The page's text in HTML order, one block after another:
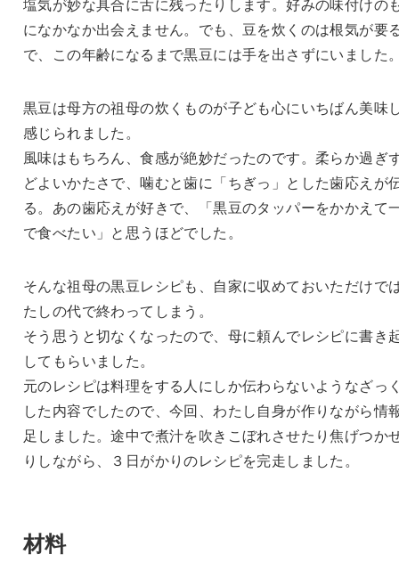
になかなか出会えません。でも、豆を炊くのは根気が要
で、この年齢になるまで黒豆には手を出さずにいました
黒豆は母方の祖母の炊くものが子ども心にいちばん美味
感じられました。
風味はもちろん、食感が絶妙だったのです。柔らか過ぎ
どよいかたさで、噛むと歯に「ちぎっ」とした歯応えが
る。あの歯応えが好きで、「黒豆のタッパーをかかえて
で食べたい」と思うほどでした。
そんな祖母の黒豆レシピも、自家に収めておいただけで
たしの代で終わってしまう。
そう思うと切なくなったので、母に頼んでレシピに書き
してもらいました。
元のレシピは料理をする人にしか伝わらないようなざっ
した内容でしたので、今回、わたし自身が作りながら情
足しました。途中で煮汁を吹きこぼれさせたり焦げつか
りしながら、３日がかりのレシピを完走しました。
材料